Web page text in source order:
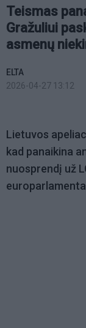
Teismas
Gražuliui
asmenų
ELTA
2026-04-27 13:12
Lietuvos
kad panaikina
nuosprendį už